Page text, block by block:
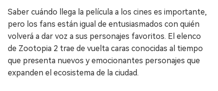
Saber cuándo llega la película a los cines es importante,
pero los fans están igual de entusiasmados con quién
volverá a dar voz a sus personajes favoritos. El elenco
de Zootopia 2 trae de vuelta caras conocidas al tiempo
que presenta nuevos y emocionantes personajes que
expanden el ecosistema de la ciudad.